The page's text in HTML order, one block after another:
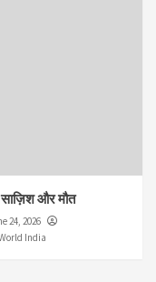
साज़िश और मौत
24, 2026
India